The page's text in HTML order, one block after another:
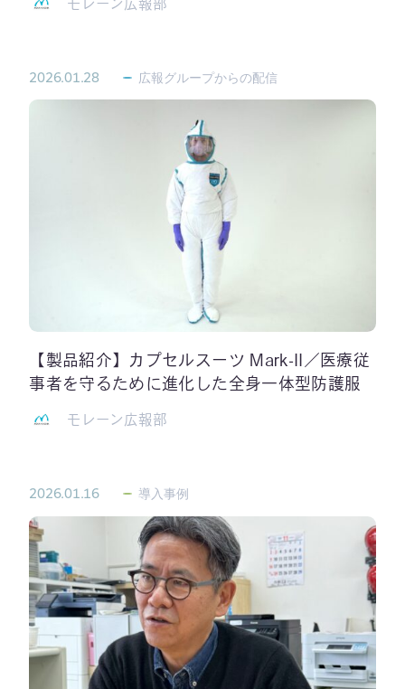
モレーン広報部
2026.01.28 広報グループからの配信
【製品紹介】カプセルスーツ Mark-II／医療従
事者を守るために進化した全身一体型防護服
モレーン広報部
2026.01.16 導入事例